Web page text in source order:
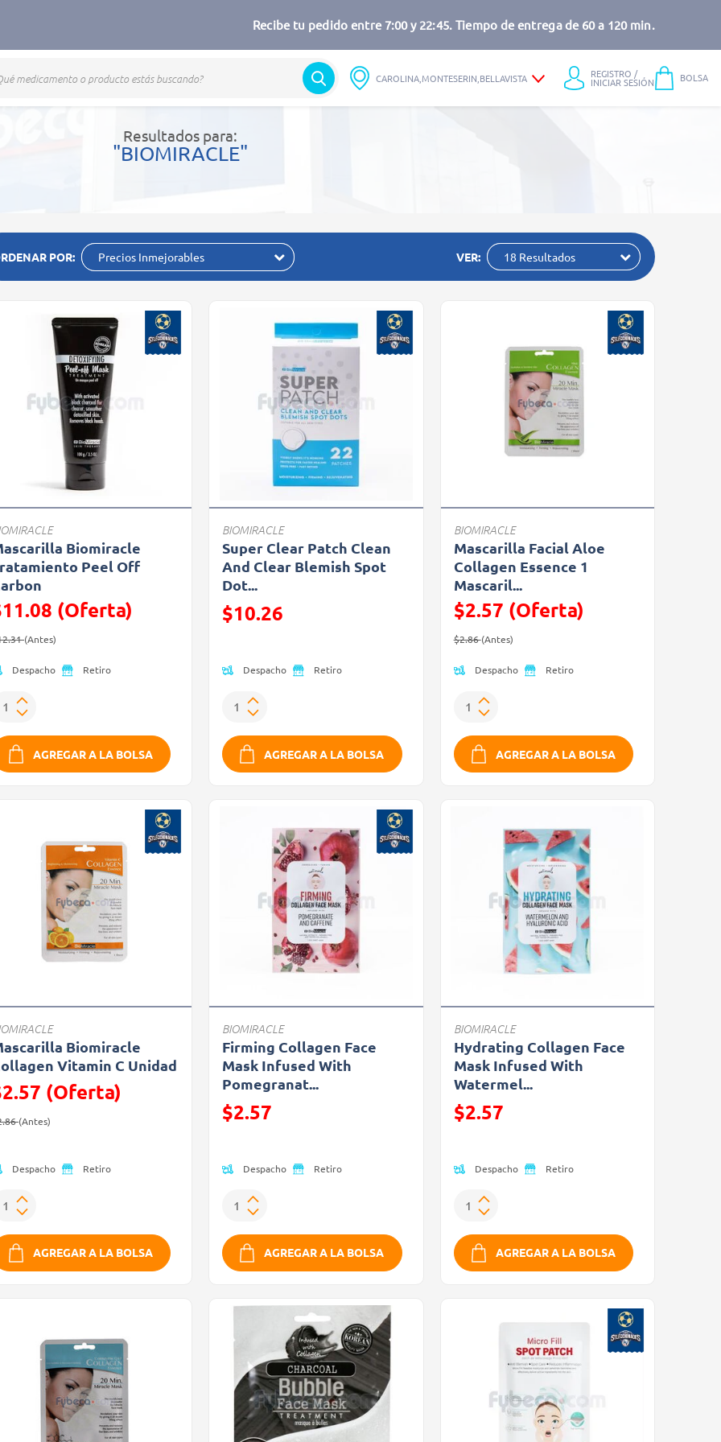
Recibe tu pedido entre 7:00 y 22:45. Tiempo de entrega de 60 a 120 min.
CAROLINA,MONTESERIN,BELLAVISTA REGISTRO /
INICIAR SESIÓN BOLSA
Resultados para:
"BIOMIRACLE"
POR: Precios Inmejorables VER: 18 Resultados
Biomiracle
Peel Off
(Oferta)
reducido de
(Antes)
Despacho Retiro
AGREGAR A LA BOLSA
BIOMIRACLE
Super Clear Patch Clean
And Clear Blemish Spot
Dot...
Precio reducido de
$10.26
Despacho Retiro
AGREGAR A LA BOLSA
BIOMIRACLE
Mascarilla Facial Aloe
Collagen Essence 1
Mascaril...
$2.57 (Oferta)
Precio reducido de
$2.86(Antes)(Oferta)
Despacho Retiro
AGREGAR A LA BOLSA
Biomiracle
Vitamin C Unidad
(Oferta)
reducido de
(Antes)
Despacho Retiro
AGREGAR A LA BOLSA
BIOMIRACLE
Firming Collagen Face
Mask Infused With
Pomegranat...
Precio reducido de
$2.57
Despacho Retiro
AGREGAR A LA BOLSA
BIOMIRACLE
Hydrating Collagen Face
Mask Infused With
Watermel...
Precio reducido de
$2.57
Despacho Retiro
AGREGAR A LA BOLSA